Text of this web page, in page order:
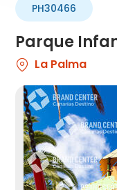
Parque
PH30466
La Palma